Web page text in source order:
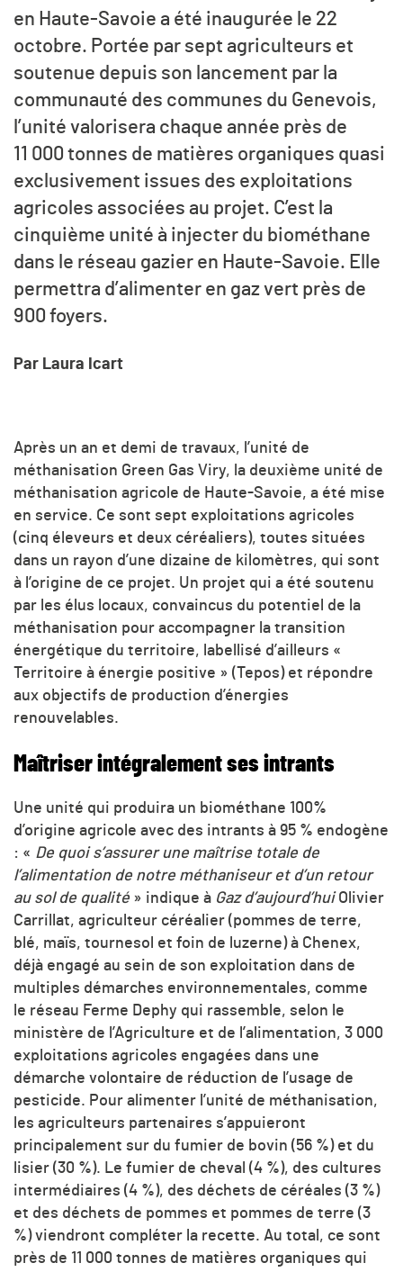
en Haute-Savoie a été inaugurée le 22
octobre. Portée par sept agriculteurs et
soutenue depuis son lancement par la
communauté des communes du Genevois,
l’unité valorisera chaque année près de
11 000 tonnes de matières organiques quasi
exclusivement issues des exploitations
agricoles associées au projet. C’est la
cinquième unité à injecter du biométhane
dans le réseau gazier en Haute-Savoie. Elle
permettra d’alimenter en gaz vert près de
900 foyers.
Par Laura Icart
Après un an et demi de travaux, l’unité de
méthanisation Green Gas Viry, la deuxième unité de
méthanisation agricole de Haute-Savoie, a été mise
en service. Ce sont sept exploitations agricoles
(cinq éleveurs et deux céréaliers), toutes situées
dans un rayon d’une dizaine de kilomètres, qui sont
à l’origine de ce projet. Un projet qui a été soutenu
par les élus locaux, convaincus du potentiel de la
méthanisation pour accompagner la transition
énergétique du territoire, labellisé d’ailleurs «
Territoire à énergie positive » (Tepos) et répondre
aux objectifs de production d’énergies
renouvelables.
Maîtriser intégralement ses intrants
Une unité qui produira un biométhane 100%
d’origine agricole avec des intrants à 95 % endogène
: « De quoi s’assurer une maîtrise totale de
l’alimentation de notre méthaniseur et d’un retour
au sol de qualité » indique à Gaz d’aujourd’huiOlivier
Carrillat, agriculteur céréalier (pommes de terre,
blé, maïs, tournesol et foin de luzerne) à Chenex,
déjà engagé au sein de son exploitation dans de
multiples démarches environnementales, comme
le réseau Ferme Dephy qui rassemble, selon le
ministère de l’Agriculture et de l’alimentation, 3 000
exploitations agricoles engagées dans une
démarche volontaire de réduction de l’usage de
pesticide. Pour alimenter l’unité de méthanisation,
les agriculteurs partenaires s’appuieront
principalement sur du fumier de bovin (56 %) et du
lisier (30 %). Le fumier de cheval (4 %), des cultures
intermédiaires (4 %), des déchets de céréales (3 %)
et des déchets de pommes et pommes de terre (3
%) viendront compléter la recette. Au total, ce sont
près de 11 000 tonnes de matières organiques qui